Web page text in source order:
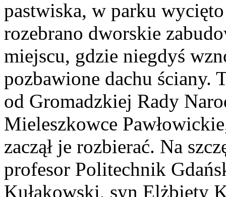
pastwiska, w parku
rozebrano dworskie
miejscu, gdzie niegdyś
pozbawione dachu ściany.
od Gromadzkiej Rady
Mieleszkowce
zaczął je rozbierać. Na
profesor Politechnik
Kułakowski, syn Elżbiety